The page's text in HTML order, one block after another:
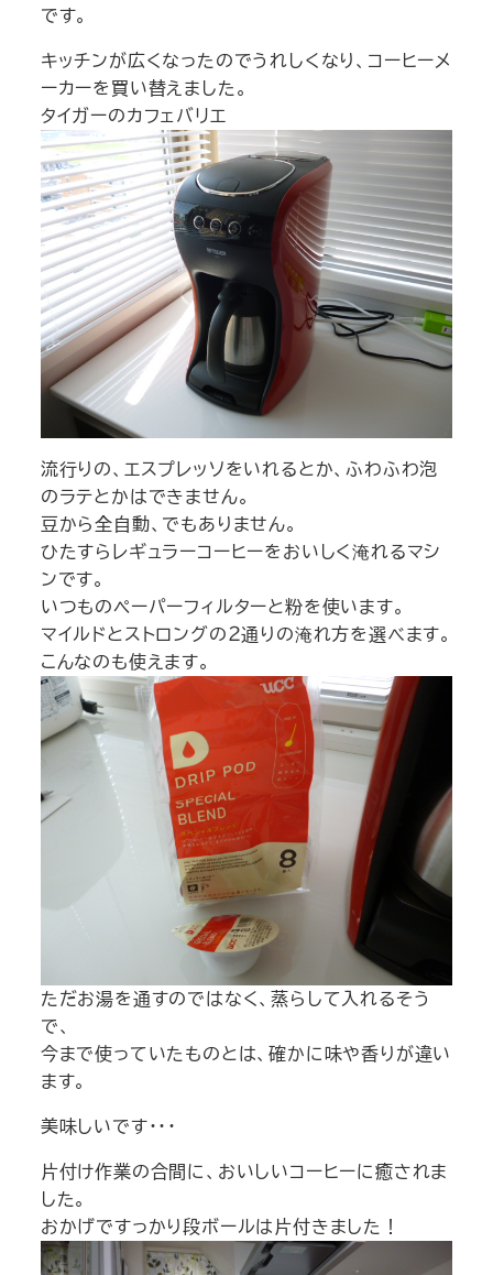
です。
キッチンが広くなったのでうれしくなり、コーヒーメ
ーカーを買い替えました。
タイガーのカフェバリエ
流行りの、エスプレッソをいれるとか、ふわふわ泡
のラテとかはできません。
豆から全自動、でもありません。
ひたすらレギュラーコーヒーをおいしく淹れるマシ
ンです。
いつものペーパーフィルターと粉を使います。
マイルドとストロングの２通りの淹れ方を選べます。
こんなのも使えます。
ただお湯を通すのではなく、蒸らして入れるそう
で、
今まで使っていたものとは、確かに味や香りが違い
ます。
美味しいです・・・
片付け作業の合間に、おいしいコーヒーに癒されま
した。
おかげですっかり段ボールは片付きました！